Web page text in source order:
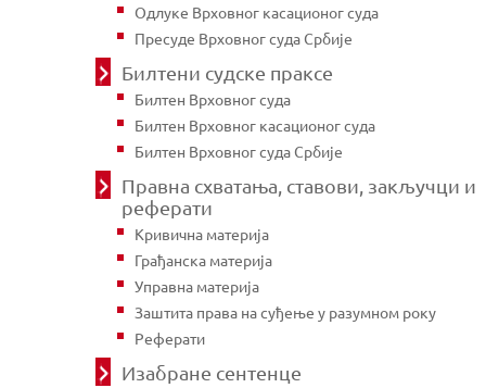
Одлуке Врховног касационог суда
Пресуде Врховног суда Србије
Билтени судске праксе
Билтен Врховног суда
Билтен Врховног касационог суда
Билтен Врховног суда Србије
Правна схватања, ставови, закључци и
реферати
Кривична материја
Грађанска материја
Управна материја
Заштита права на суђење у разумном року
Реферати
Изабране сентенце